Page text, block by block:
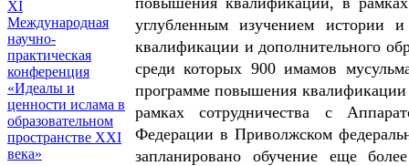
XI
Международная
научно-
практическая
конференция
«Идеалы и
ценности ислама в
образовательном
пространстве XXI
века»
углубленным изучением истории
квалификации и дополнительного
среди которых 900 имамов
программе повышения квалификации
рамках сотрудничества с
Федерации в Приволжском
запланировано обучение еще